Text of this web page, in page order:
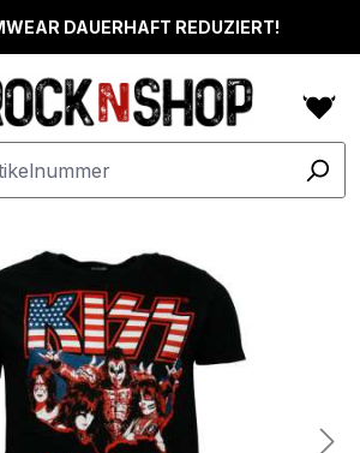
DAUERHAFT REDUZIERT!